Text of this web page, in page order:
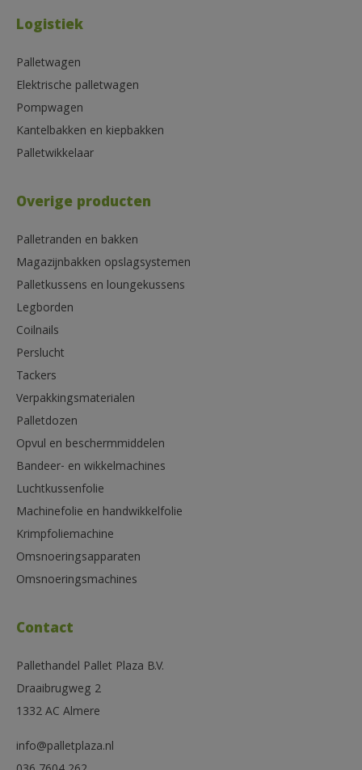
Logistiek
Palletwagen
Elektrische palletwagen
Pompwagen
Kantelbakken en kiepbakken
Palletwikkelaar
Overige producten
Palletranden en bakken
Magazijnbakken opslagsystemen
Palletkussens en loungekussens
Legborden
Coilnails
Perslucht
Tackers
Verpakkingsmaterialen
Palletdozen
Opvul en beschermmiddelen
Bandeer- en wikkelmachines
Luchtkussenfolie
Machinefolie en handwikkelfolie
Krimpfoliemachine
Omsnoeringsapparaten
Omsnoeringsmachines
Contact
Pallethandel Pallet Plaza B.V.
Draaibrugweg 2
1332 AC Almere
info@palletplaza.nl